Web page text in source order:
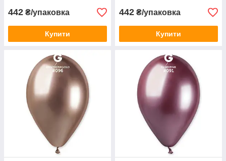
442 ₴/упаковка
Купити
442 ₴/упаковка
Купити